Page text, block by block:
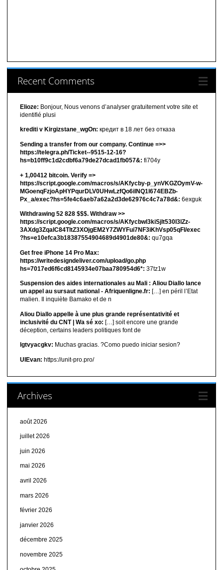
Recent Comments
Elioze: Bonjour, Nous venons d’analyser gratuitement votre site et
identifié plusi
krediti v Kirgizstane_wgOn: кредит в 18 лет без отказа
Sending a transfer from our company. Continue =>>
https://telegra.ph/Ticket--9515-12-16?
hs=b10ff9c1d2cdbf6a79de27dcad1fb057&: fi704y
+ 1,00412 bitсоin. Verify =>
https://script.google.com/macros/s/AKfycby-p_ynVKGZOymV-w-
MGoenqFzjoApHYPqurDLV0UHwLzfQo6ilNQ1l674EBZb-
Px_a/exec?hs=5fe4c6aeb7a62a2d3de62976c4c7a78d&: 6exguk
Withdrawing 52 828 $$$. Withdrаw >>
https://script.google.com/macros/s/AKfycbwl3kiSjlt530I3lZz-
3AXdg3ZqalC84TltZ3XOjgEM2Y7ZWYFui7NF3iKhVsp05qFl/exec
?hs=e10efca3b18387554904689d4901de80&: qu7gqa
Get free iPhone 14 Pro Max:
https://writedesigndeliver.com/upload/go.php
hs=7017ed6f6cd8145934e07baa780954d6*: 37tz1w
Suspension des aides internationales au Mali : Aliou Diallo lance
un appel au sursaut national - Afriquenligne.fr: […] en péril l’Etat
malien. Il inquiète Bamako et de n
Aliou Diallo appelle à une plus grande représentativité et
inclusivité du CNT | Wa sé xo: […] soit encore une grande
déception, certains leaders politiques font de
lgtvyacgkv: Muchas gracias. ?Como puedo iniciar sesion?
UIEvan: https://unit-pro.pro/
Archives
août 2026
juillet 2026
juin 2026
mai 2026
avril 2026
mars 2026
février 2026
janvier 2026
décembre 2025
novembre 2025